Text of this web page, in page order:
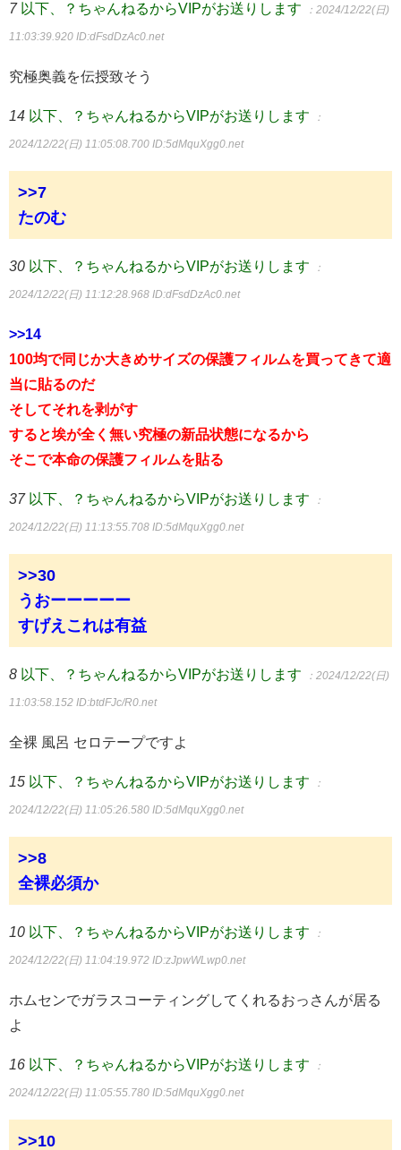
7 以下、？ちゃんねるからVIPがお送りします ：2024/12/22(日)
11:03:39.920 ID:dFsdDzAc0.net
究極奥義を伝授致そう
14 以下、？ちゃんねるからVIPがお送りします ：
2024/12/22(日) 11:05:08.700 ID:5dMquXgg0.net
>>7
たのむ
30 以下、？ちゃんねるからVIPがお送りします ：
2024/12/22(日) 11:12:28.968 ID:dFsdDzAc0.net
>>14
100均で同じか大きめサイズの保護フィルムを買ってきて適
当に貼るのだ
そしてそれを剥がす
すると埃が全く無い究極の新品状態になるから
そこで本命の保護フィルムを貼る
37 以下、？ちゃんねるからVIPがお送りします ：
2024/12/22(日) 11:13:55.708 ID:5dMquXgg0.net
>>30
うおーーーーー
すげえこれは有益
8 以下、？ちゃんねるからVIPがお送りします ：2024/12/22(日)
11:03:58.152 ID:btdFJc/R0.net
全裸 風呂 セロテープですよ
15 以下、？ちゃんねるからVIPがお送りします ：
2024/12/22(日) 11:05:26.580 ID:5dMquXgg0.net
>>8
全裸必須か
10 以下、？ちゃんねるからVIPがお送りします ：
2024/12/22(日) 11:04:19.972 ID:zJpwWLwp0.net
ホムセンでガラスコーティングしてくれるおっさんが居る
よ
16 以下、？ちゃんねるからVIPがお送りします ：
2024/12/22(日) 11:05:55.780 ID:5dMquXgg0.net
>>10